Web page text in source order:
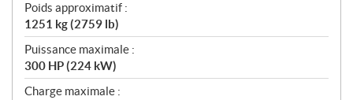
Poids approximatif :
1251 kg (2759 lb)
Puissance maximale :
300 HP (224 kW)
Charge maximale :